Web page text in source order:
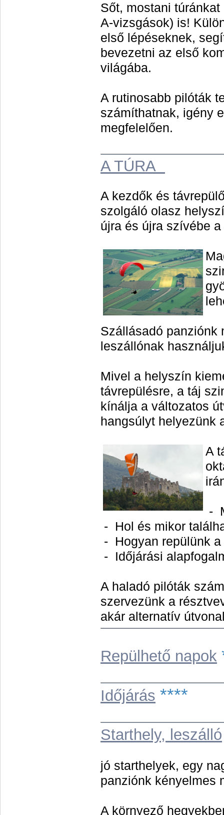
Sőt, mostani
A-vizsgások) is!
első lépéseknek,
bevezetni az első
világába.
A rutinosabb pilóták
számíthatnak, igény
megfelelően.
A TÚRA
A kezdők és
szolgáló olasz
újra és újra szívébe
Szállásadó panziónk
leszállónak
Mivel a helyszín
távrepülésre, a táj
kínálja a változatos
hangsúlyt helyezünk
A
-
- Hol és mikor
- Hogyan repülünk
- Időjárási
A haladó pilóták
szervezünk a
akár alternatív
Repülhető napok
Időjárás ****
Starthely, leszálló
jó starthelyek, egy
panziónk kényelmes
A környező